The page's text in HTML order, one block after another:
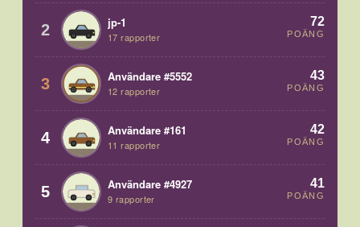
2 jp-1
17 rapporter
72
POÄNG
3 Användare #5552
12 rapporter
43
POÄNG
4 Användare #161
11 rapporter
42
POÄNG
5 Användare #4927
9 rapporter
41
POÄNG